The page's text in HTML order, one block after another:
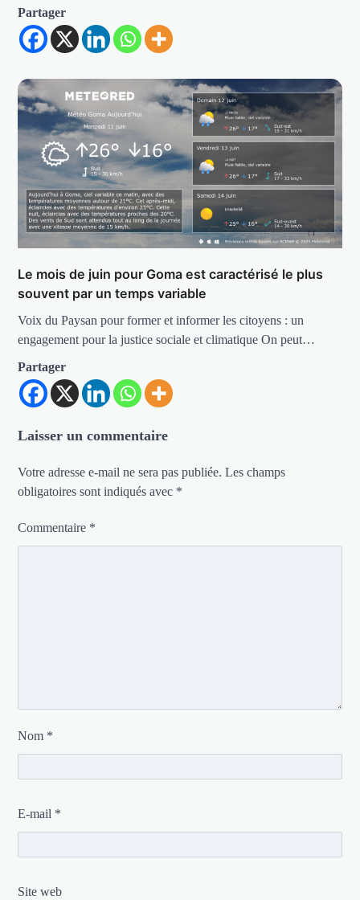
Partager
Le mois de juin pour Goma est caractérisé le plus
souvent par un temps variable
Voix du Paysan pour former et informer les citoyens : un
engagement pour la justice sociale et climatique On peut…
Partager
Laisser un commentaire
Votre adresse e-mail ne sera pas publiée. Les champs
obligatoires sont indiqués avec *
Commentaire *
Nom *
E-mail *
Site web